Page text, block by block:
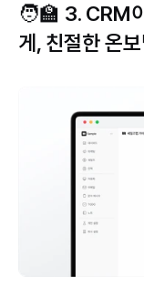
🧑‍🏫 3. CRM
게, 친절한 온